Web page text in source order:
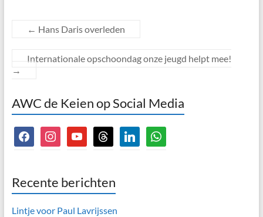
← Hans Daris overleden
Internationale opschoondag onze jeugd helpt mee!
→
AWC de Keien op Social Media
facebookinstagramyoutubethreads linkedinwhatsapp
Recente berichten
Lintje voor Paul Lavrijssen